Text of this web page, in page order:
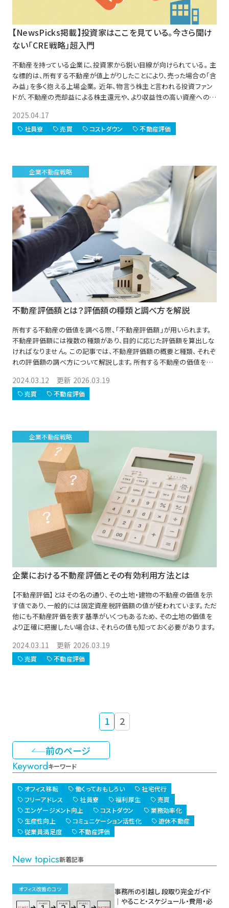
【NewsPicks掲載】投資家はここを見ている。今さら聞け
ない「CRE戦略」超入門
不動産を持っている企業に、投資家から鋭い目線が向けられている。 主
な標的は、所有する不動産が値上がりしたことにより、売った場合の「含
み益」を多く抱える上場企業。 近年、物言う株主と言われる投資ファン
ドが、不動産の売却益による株主還元や、より収益性の高い資産への入
背景には、日本企業がこれまで軽視しがちだった資本コストを意識し、
バランスシートを重視した経営への転換を求める動きがある。
2025.04.17
社員寮 売買 コストダウン 不動産評価
企業不動産戦略
不動産評価額とは？評価額の種類と調べ方を解説
所有する不動産の価値を調べる際、「不動産評価額」が用いられます。
不動産評価額には複数の種類があり、目的に応じた評価額を算出しな
ければなりません。 この記事では、不動産評価額の概要と種類、それぞ
れの評価額の調べ方について解説します。所有する不動産の価値を調
2024.03.12 更新 2026.03.19
売買 不動産評価
企業不動産戦略
企業における不動産評価とその有効利用方法とは
【不動産評価】とはその名の通り、その土地・建物の不動産の価値を示
す値であり、一般的には固定資産税評価額の値が使われています。ただ
他にも不動産評価を表す基準がいくつもあるため、その土地の価値を
より正確に把握したい場合は、それらの値も知っておく必要があります。
2024.03.11 更新 2026.03.19
売買 不動産評価
前のページ
1 2
Keywordキーワード
オフィス移転 働くっておもしろい
社宅代行
フリーアドレス
社員寮 福利厚生
売買
エンゲージメント向上
コストダウン
業務効率化
生産性向上
コミュニケーション活性化
遊休不動産
従業員満足度
不動産評価
New topics新着記事
オフィス改善のコツ
事務所の引越し 段取り完全ガイド
｜やること・スケジュール・費用・必